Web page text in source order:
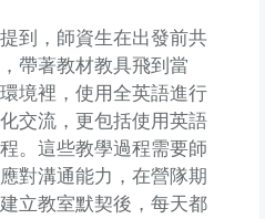
到，師資生在出發前共
帶著教材教具飛到當
境裡，使用全英語進行
交流，更包括使用英語
。這些教學過程需要師
對溝通能力，在營隊期
立教室默契後，每天都